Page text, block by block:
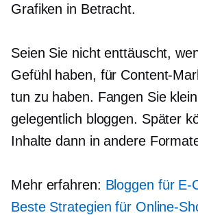
Grafiken in Betracht.
Seien Sie nicht enttäuscht,
Gefühl haben, für Content-
tun zu haben. Fangen Sie
gelegentlich bloggen. Später
Inhalte dann in andere
Mehr erfahren: Bloggen für E-
Beste Strategien für Online-